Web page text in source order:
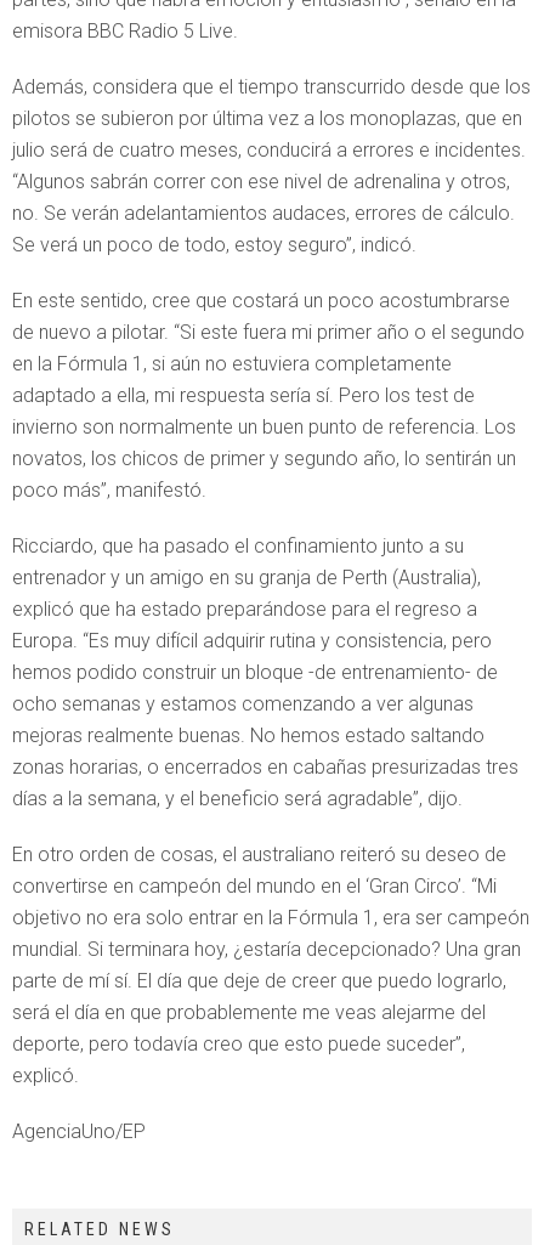
emisora BBC Radio 5 Live.
Además, considera que el tiempo transcurrido desde que los
pilotos se subieron por última vez a los monoplazas, que en
julio será de cuatro meses, conducirá a errores e incidentes.
“Algunos sabrán correr con ese nivel de adrenalina y otros,
no. Se verán adelantamientos audaces, errores de cálculo.
Se verá un poco de todo, estoy seguro”, indicó.
En este sentido, cree que costará un poco acostumbrarse
de nuevo a pilotar. “Si este fuera mi primer año o el segundo
en la Fórmula 1, si aún no estuviera completamente
adaptado a ella, mi respuesta sería sí. Pero los test de
invierno son normalmente un buen punto de referencia. Los
novatos, los chicos de primer y segundo año, lo sentirán un
poco más”, manifestó.
Ricciardo, que ha pasado el confinamiento junto a su
entrenador y un amigo en su granja de Perth (Australia),
explicó que ha estado preparándose para el regreso a
Europa. “Es muy difícil adquirir rutina y consistencia, pero
hemos podido construir un bloque -de entrenamiento- de
ocho semanas y estamos comenzando a ver algunas
mejoras realmente buenas. No hemos estado saltando
zonas horarias, o encerrados en cabañas presurizadas tres
días a la semana, y el beneficio será agradable”, dijo.
En otro orden de cosas, el australiano reiteró su deseo de
convertirse en campeón del mundo en el ‘Gran Circo’. “Mi
objetivo no era solo entrar en la Fórmula 1, era ser campeón
mundial. Si terminara hoy, ¿estaría decepcionado? Una gran
parte de mí sí. El día que deje de creer que puedo lograrlo,
será el día en que probablemente me veas alejarme del
deporte, pero todavía creo que esto puede suceder”,
explicó.
AgenciaUno/EP
RELATED NEWS